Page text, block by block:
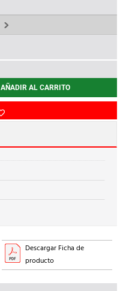
AÑADIR AL CARRITO
Descargar Ficha de
producto